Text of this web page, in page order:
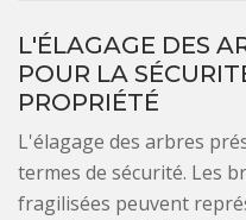
L'ÉLAGAGE DES
POUR LA
PROPRIÉTÉ
L'élagage des arbres
termes de sécurité. Les
fragilisées peuvent